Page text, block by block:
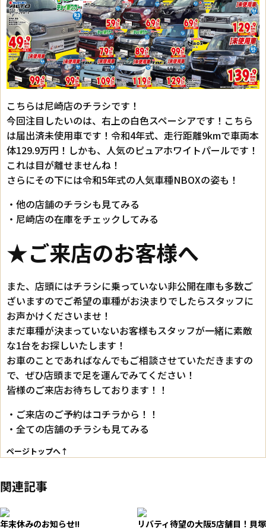
こちらは尼崎店のチラシです！
今回注目したいのは、右上の白色スペーシアです！こちら
は届出済未使用車です！令和4年式、走行距離9kmで車両本
体129.9万円！しかも、人気のピュアホワイトパールです！
これは目が離せませんね！
さらにその下には令和5年式の人気車種NBOXの姿も！
・他の店舗のチラシも見てみる
・尼崎店の在庫をチェックしてみる
★ご来店のお客様へ
また、店頭にはチラシに乗っていない非公開在庫も多数ご
ざいますのでご希望の車種がお決まりでしたらスタッフに
お声かけくださいませ！
まだ車種が決まっていないお客様もスタッフが一緒に素敵
な1台をお探しいたします！
お車のことであればなんでもご相談させていただきますの
で、ぜひ店頭まで足を運んでみてください！
皆様のご来店お待ちしております！！
・ご来店のご予約はコチラから！！
・全ての店舗のチラシも見てみる
ページトップへ↑
関連記事
年末休みのお知らせ!! リバティ待望の大阪5店舗目！貝塚